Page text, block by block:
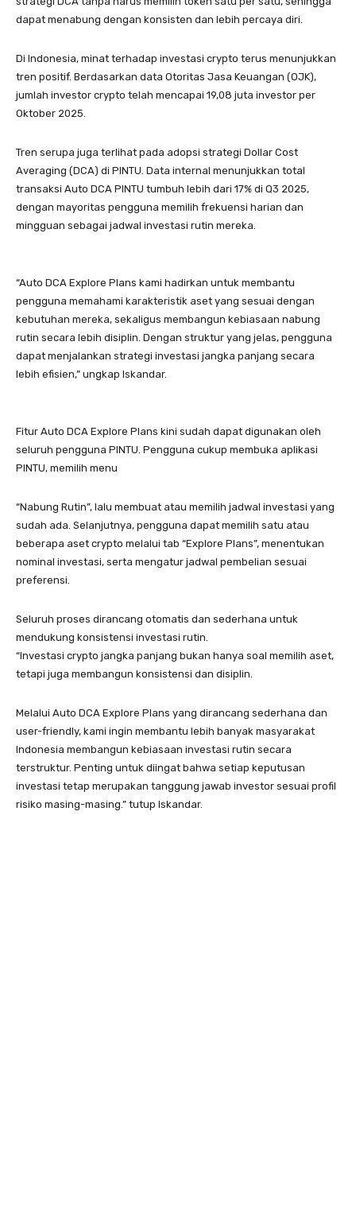
dapat menabung dengan konsisten dan lebih percaya diri.
Di Indonesia, minat terhadap investasi crypto terus menunjukkan
tren positif. Berdasarkan data Otoritas Jasa Keuangan (OJK),
jumlah investor crypto telah mencapai 19,08 juta investor per
Oktober 2025.
Tren serupa juga terlihat pada adopsi strategi Dollar Cost
Averaging (DCA) di PINTU. Data internal menunjukkan total
transaksi Auto DCA PINTU tumbuh lebih dari 17% di Q3 2025,
dengan mayoritas pengguna memilih frekuensi harian dan
mingguan sebagai jadwal investasi rutin mereka.
“Auto DCA Explore Plans kami hadirkan untuk membantu
pengguna memahami karakteristik aset yang sesuai dengan
kebutuhan mereka, sekaligus membangun kebiasaan nabung
rutin secara lebih disiplin. Dengan struktur yang jelas, pengguna
dapat menjalankan strategi investasi jangka panjang secara
lebih efisien,” ungkap Iskandar.
Fitur Auto DCA Explore Plans kini sudah dapat digunakan oleh
seluruh pengguna PINTU. Pengguna cukup membuka aplikasi
PINTU, memilih menu
“Nabung Rutin”, lalu membuat atau memilih jadwal investasi yang
sudah ada. Selanjutnya, pengguna dapat memilih satu atau
beberapa aset crypto melalui tab “Explore Plans”, menentukan
nominal investasi, serta mengatur jadwal pembelian sesuai
preferensi.
Seluruh proses dirancang otomatis dan sederhana untuk
mendukung konsistensi investasi rutin.
“Investasi crypto jangka panjang bukan hanya soal memilih aset,
tetapi juga membangun konsistensi dan disiplin.
Melalui Auto DCA Explore Plans yang dirancang sederhana dan
user-friendly, kami ingin membantu lebih banyak masyarakat
Indonesia membangun kebiasaan investasi rutin secara
terstruktur. Penting untuk diingat bahwa setiap keputusan
investasi tetap merupakan tanggung jawab investor sesuai profil
risiko masing-masing.” tutup Iskandar.